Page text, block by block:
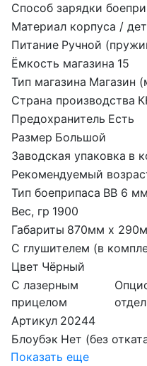
Способ зарядки
Материал корпуса /
Питание Ручной
Ёмкость магазина 15
Тип магазина Магазин
Страна производства
Предохранитель Есть
Размер Большой
Заводская упаковка в
Рекомендуемый
Тип боеприпаса BB 6
Вес, гр 1900
Габариты 870мм х
С глушителем (в
Цвет Чёрный
С лазерным
прицелом
Артикул 20244
Блоубэк Нет (без
Показать еще